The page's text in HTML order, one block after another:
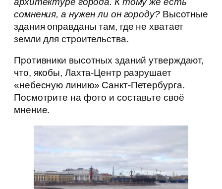
сомнения, а нужен ли он городу? Высотные
здания оправданы там, где не хватает
земли для строительства.
Противники высотных зданий утверждают,
что, якобы, Лахта-Центр разрушает
«небесную линию» Санкт-Петербурга.
Посмотрите на фото и составьте своё
мнение.